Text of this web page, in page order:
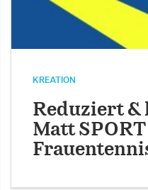
KREATION
Reduziert &
Matt